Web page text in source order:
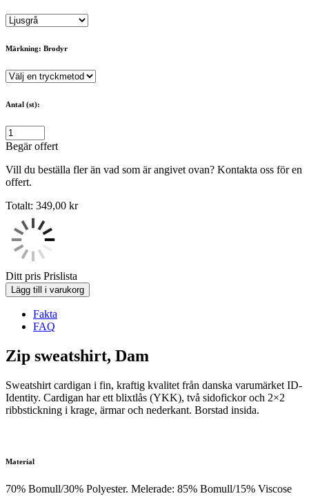
Märkning: Brodyr
Antal (st):
Begär offert
Vill du beställa fler än vad som är angivet ovan? Kontakta oss för en
offert.
Totalt: 349,00 kr
Ditt pris Prislista
Lägg till i varukorg
Fakta
FAQ
Zip sweatshirt, Dam
Sweatshirt cardigan i fin, kraftig kvalitet från danska varumärket ID-
Identity. Cardigan har ett blixtlås (YKK), två sidofickor och 2×2
ribbstickning i krage, ärmar och nederkant. Borstad insida.
Material
70% Bomull/30% Polyester. Melerade: 85% Bomull/15% Viscose